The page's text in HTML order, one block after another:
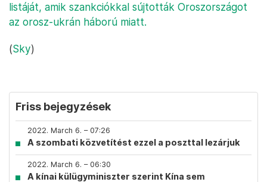
listáját, amik szankciókkal sújtották Oroszországot
az orosz-ukrán háború miatt.
(Sky)
Friss bejegyzések
2022. March 6. – 07:26
A szombati közvetítést ezzel a poszttal lezárjuk
2022. March 6. – 06:30
A kínai külügyminiszter szerint Kína sem